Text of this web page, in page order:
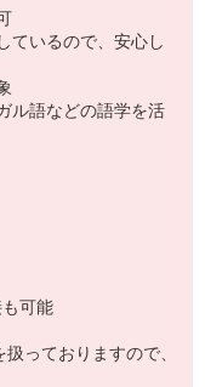
ているので、安心し
ル語などの語学を活
可能
っておりますので、